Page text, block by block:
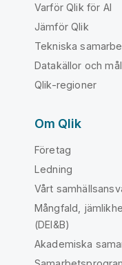
Varför Qlik för AI
Jämför Qlik
Tekniska
Datakällor och mål
Qlik-regioner
Om Qlik
Företag
Ledning
Vårt
Mångfald,
(DEI&B)
Akademiska